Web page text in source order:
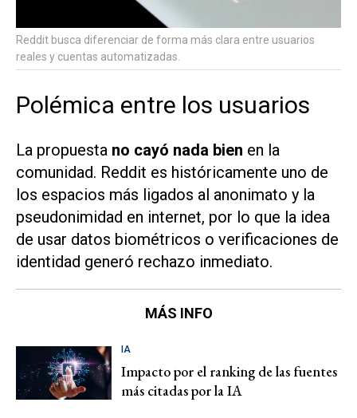
Reddit busca diferenciar de forma más clara entre usuarios
reales y cuentas automatizadas.
Polémica entre los usuarios
La propuesta no cayó nada bien en la
comunidad. Reddit es históricamente uno de
los espacios más ligados al anonimato y la
pseudonimidad en internet, por lo que la idea
de usar datos biométricos o verificaciones de
identidad generó rechazo inmediato.
MÁS INFO
IA
Impacto por el ranking de las fuentes
más citadas por la IA